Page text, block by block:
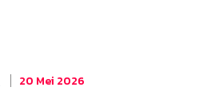
20 Mei 2026